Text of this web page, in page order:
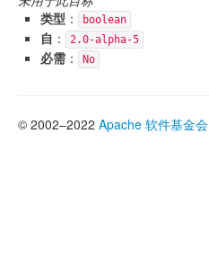
类型 ： boolean
自 ： 2.0-alpha-5
必需 ： No
© 2002–2022 Apache 软件基金会